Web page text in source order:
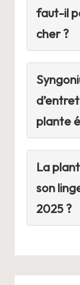
faut-il
cher ?
plante
La
son
2025 ?